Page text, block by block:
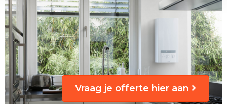
Vraag je offerte hier aan